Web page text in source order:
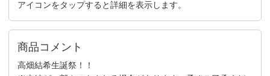
アイコンをタップすると詳細を表示します。
商品コメント
高畑結希生誕祭！！